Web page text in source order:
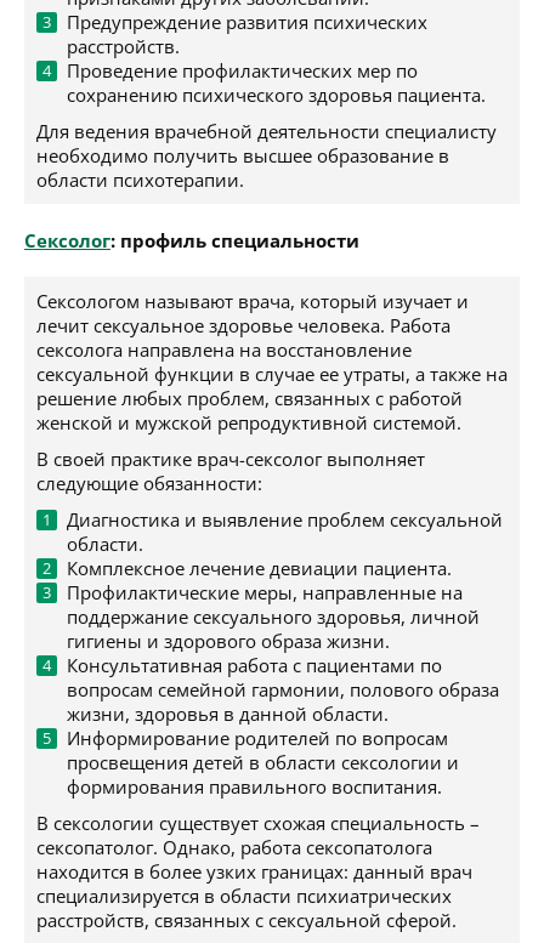
Предупреждение развития психических
расстройств.
Проведение профилактических мер по
сохранению психического здоровья пациента.
Для ведения врачебной деятельности специалисту
необходимо получить высшее образование в
области психотерапии.
Сексолог: профиль специальности
Сексологом называют врача, который изучает и
лечит сексуальное здоровье человека. Работа
сексолога направлена на восстановление
сексуальной функции в случае ее утраты, а также на
решение любых проблем, связанных с работой
женской и мужской репродуктивной системой.
В своей практике врач-сексолог выполняет
следующие обязанности:
Диагностика и выявление проблем сексуальной
области.
Комплексное лечение девиации пациента.
Профилактические меры, направленные на
поддержание сексуального здоровья, личной
гигиены и здорового образа жизни.
Консультативная работа с пациентами по
вопросам семейной гармонии, полового образа
жизни, здоровья в данной области.
Информирование родителей по вопросам
просвещения детей в области сексологии и
формирования правильного воспитания.
В сексологии существует схожая специальность –
сексопатолог. Однако, работа сексопатолога
находится в более узких границах: данный врач
специализируется в области психиатрических
расстройств, связанных с сексуальной сферой.